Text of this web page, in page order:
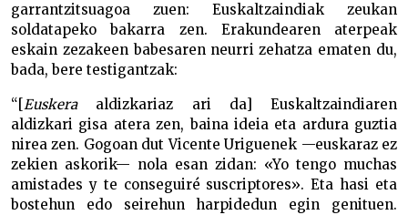
garrantzitsuagoa zuen: Euskaltzaindiak zeukan
soldatapeko bakarra zen. Erakundearen aterpeak
eskain zezakeen babesaren neurri zehatza ematen du,
bada, bere testigantzak:
“[ Euskeraaldizkariaz ari da] Euskaltzaindiaren
aldizkari gisa atera zen, baina ideia eta ardura guztia
nirea zen. Gogoan dut Vicente Uriguenek —euskaraz ez
zekien askorik— nola esan zidan: «Yo tengo muchas
amistades y te conseguiré suscriptores». Eta hasi eta
bostehun edo seirehun harpidedun egin genituen.